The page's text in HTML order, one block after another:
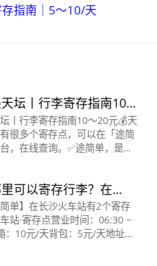
指南｜5～10/天
坛丨行李寄存指南10
丨行李寄存指南10～20元💰天
很多个寄存点，可以在「途简
，在线查询。✅途简单，是一
可以寄存行李？在
单】在长沙火车站有2个寄存
站·寄存点营业时间：06:30 ~
：10元/天背包：5元/天地址：